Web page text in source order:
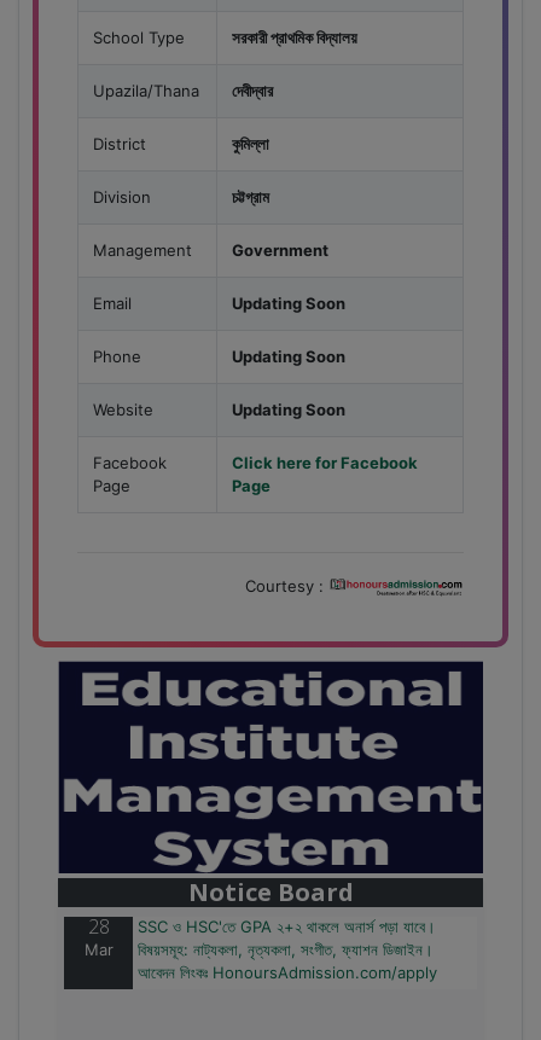
School Type সরকারী প্রাথমিক বিদ্যালয়
Upazila/Thana দেবীদ্বার
District কুমিল্লা
Division চট্টগ্রাম
Management Government
Email Updating Soon
Phone Updating Soon
Website Updating Soon
Facebook
Page
Click here for Facebook
Page
Courtesy :
Notice Board
বাজেটের মধ্যে প্রাইভেট ইউনিভার্সিটিতে অনার্স পড়ার সুযোগ।
২০টির অধিক বিষয়, ৪ বছরে মোট খরচ ২ লক্ষ থেকে ৫ লক্ষ টাকা।
আবেদন লিংকঃ HonoursAdmission.com/apply
28
Mar
SSC ও HSC'তে GPA ২+২ থাকলে অনার্স পড়া যাবে।
বিষয়সমূহ: নাট্যকলা, নৃত্যকলা, সংগীত, ফ্যাশন ডিজাইন।
আবেদন লিংকঃ HonoursAdmission.com/apply